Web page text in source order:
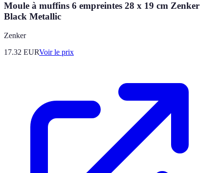
Moule à muffins 6 empreintes 28 x 19 cm Zenker
Black Metallic
Zenker
17.32 EURVoir le prix